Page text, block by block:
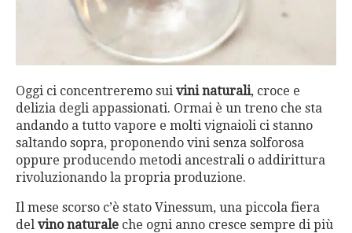
Oggi ci concentreremo sui vini naturali, croce e
delizia degli appassionati. Ormai è un treno che sta
andando a tutto vapore e molti vignaioli ci stanno
saltando sopra, proponendo vini senza solforosa
oppure producendo metodi ancestrali o addirittura
rivoluzionando la propria produzione.
Il mese scorso c’è stato Vinessum, una piccola fiera
del vino naturale che ogni anno cresce sempre di più